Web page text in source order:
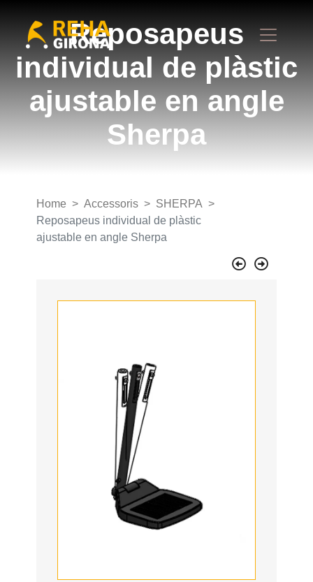
Reposapeus
individual de plàstic
ajustable en angle
Sherpa
Home Accessoris
SHERPA
Reposapeus individual de plàstic
ajustable en angle Sherpa